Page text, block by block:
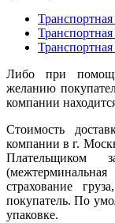
Либо при
желанию
компании
Стоимость
компании в г.
Плательщиком
страхование
покупатель. По
упаковке.